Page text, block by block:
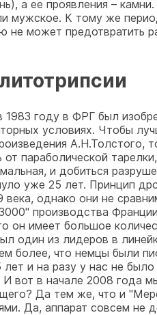
а ее проявления –
мужское. К тому же
может предотвратить
году в ФРГ был
условиях. Чтобы
А.Н.Толстого,
параболической
и добиться
уже 25 лет. Принцип
века, однако они не
производства
он имеет большое
один из лидеров в
более, что немцы были
и на разу у нас не
вот в начале 2008
Да тем же, что и
Да, аппарат совсем